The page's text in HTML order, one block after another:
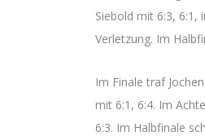
Siebold mit 6:3,
Verletzung. Im
Im Finale traf
mit 6:1, 6:4. Im
6:3. Im Halbfinale